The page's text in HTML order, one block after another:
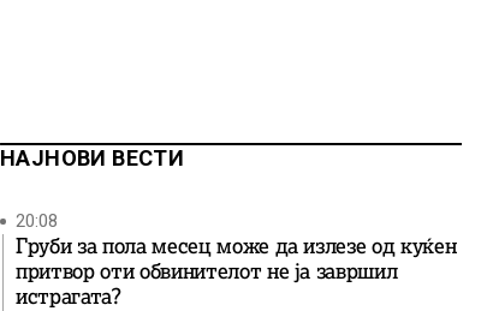
НАЈНОВИ ВЕСТИ
20:08
Груби за пола месец може да излезе од куќен
притвор оти обвинителот не ја завршил
истрагата?